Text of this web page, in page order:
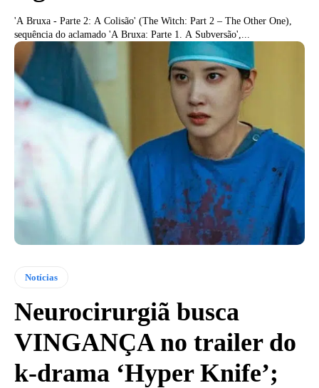
'A Bruxa - Parte 2: A Colisão' (The Witch: Part 2 – The Other One),
sequência do aclamado 'A Bruxa: Parte 1. A Subversão',...
Notícias
Neurocirurgiã busca
VINGANÇA no trailer do
k-drama ‘Hyper Knife’;